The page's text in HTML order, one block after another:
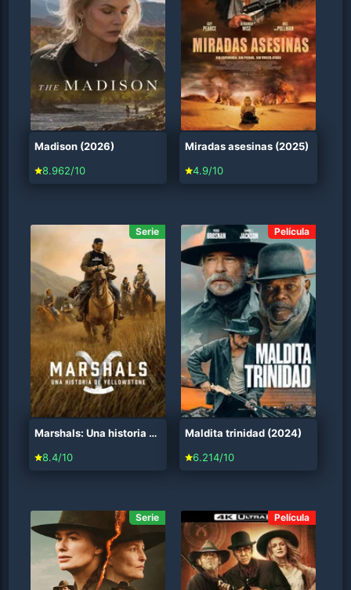
Madison (2026)
8.962/10
Miradas asesinas (2025)
4.9/10
Serie
Marshals: Una historia de Yellowstone (2026)
8.4/10
Película
Maldita trinidad (2024)
6.214/10
Serie Película